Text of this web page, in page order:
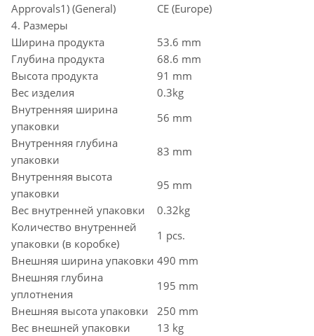
Approvals1) (General)
CE (Europe)
4. Размеры
Ширина продукта
53.6 mm
Глубина продукта
68.6 mm
Высота продукта
91 mm
Вес изделия
0.3kg
Внутренняя ширина
упаковки
56 mm
Внутренняя глубина
упаковки
83 mm
Внутренняя высота
упаковки
95 mm
Вес внутренней упаковки
0.32kg
Количество внутренней
упаковки (в коробке)
1 pcs.
Внешняя ширина упаковки 490 mm
Внешняя глубина
уплотнения
195 mm
Внешняя высота упаковки
250 mm
Вес внешней упаковки
13 kg